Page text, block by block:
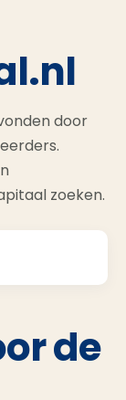
door
zoeken.
de